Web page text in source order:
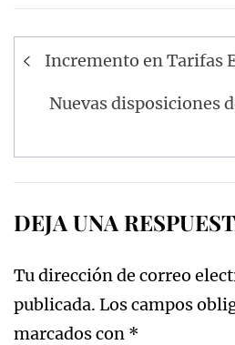
Navegación
entradas
Incremento en Tarifas
Nuevas disposiciones
DEJA UNA
Tu dirección de correo
publicada. Los campos
marcados con *